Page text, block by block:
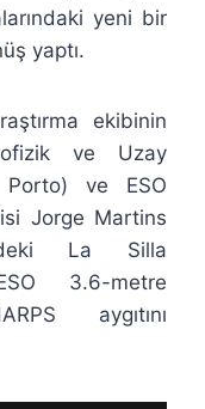
yeni bir
yaptı.
ekibinin
ve Uzay
Porto) ve ESO
Jorge Martins
La Silla
3.6-metre
aygıtını